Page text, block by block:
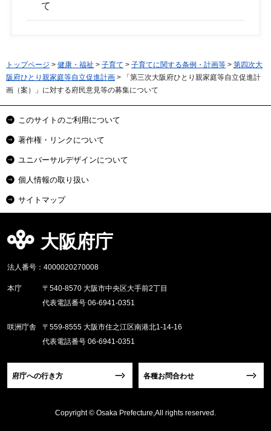
て
トップページ > 健康・福祉 > 子育て > 子育てに関する条例・計画等 > 第四次大
阪府ひとり親家庭等自立促進計画 > 「第三次大阪府ひとり親家庭等自立促進計
画（案）」に対する府民意見等の募集について
このサイトのご利用について
著作権・リンクについて
ユニバーサルデザインについて
個人情報の取り扱い
サイトマップ
大阪府庁
法人番号：4000020270008
本庁
〒540-8570 大阪市中央区大手前2丁目
代表電話番号 06-6941-0351
咲洲庁舎
〒559-8555 大阪市住之江区南港北1-14-16
代表電話番号 06-6941-0351
府庁への行き方 各種お問合わせ
Copyright © Osaka Prefecture,All rights reserved.